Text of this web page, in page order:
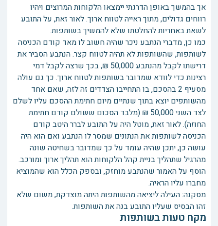
אך בהמשך באופן הדרגתי יימצאו הלקוחות המרוצים ויהיו
רווחים גדולים, מתוך ראייה לטווח ארוך. לאור זאת, על התובע
לשאת באחריות להחלטתו שלא להמשיך בשותפות.
כמו כן, מדברי הנתבע ניכר שהיה חשוב לו מאד קודם הכניסה
לשותפות, שהשותפות לא תהיה לטווח קצר. הנתבע הסביר את
דרישתו לקבל מהנתבע 50,000 ₪, בכך שרצה לקבל דמי
רצינות כדי לוודא שמדובר בשותפות לטווח ארוך. כך גם עולה
מסעיף 2 בהסכם, בו התחייבו הצדדים זה לזה, שאם אחד
מהשותפים יוצא בתוך שנתיים מיום חתימת ההסכם עליו לשלם
לצד השני 50,000 ₪ (מלבד הסכום ששולם קודם חתימת
החוזה). לאור זאת, מוטל היה על התובע לברר היטב קודם
הכניסה לשותפות את הנתונים שמסר לו הנתבע ואם הוא היה
עושה כן, יתכן שהיה עומד על כך שמדובר בשחיטה שונה
מהרגיל שתהליך בניית קהל הלקוחות הוא תהליך ארוך ומורכב.
הוסף על האמור שהנתבע מוחזק, ובספק הכלל הוא שהמוציא
מחברו עליו הראיה.
מסקנה: העילה ליציאה מהשותפות היתה מוצדקת, משום שלא
זהו הבסיס שעליו התובע בנה את השותפות.
מקח טעות בשותפות